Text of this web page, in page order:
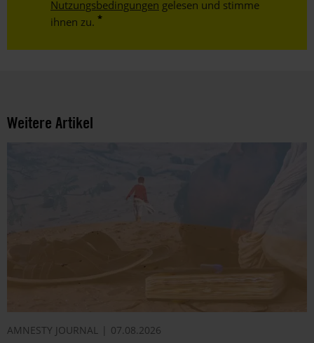
Nutzungsbedingungen gelesen und stimme
ihnen zu.
Weitere Artikel
AMNESTY JOURNAL 07.08.2026